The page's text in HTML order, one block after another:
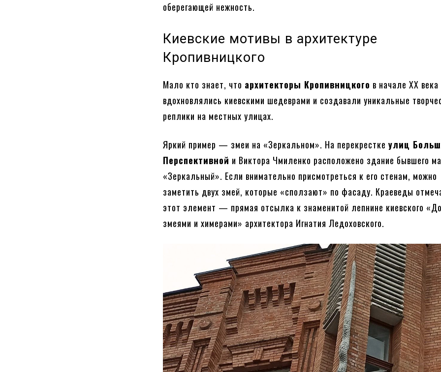
оберегающей нежность.
Киевские мотивы в архитектуре
Кропивницкого
Мало кто знает, что архитекторы Кропивницкого в начале XX века
вдохновлялись киевскими шедеврами и создавали уникальные
реплики на местных улицах.
Яркий пример — змеи на «Зеркальном». На перекресткеулиц
Перспективной и Виктора Чмиленко расположено здание бывшего
«Зеркальный». Если внимательно присмотреться к его стенам, можно
заметить двух змей, которые «сползают» по фасаду. Краеведы
этот элемент — прямая отсылка к знаменитой лепнине киевского
змеями и химерами» архитектора Игнатия Ледоховского.